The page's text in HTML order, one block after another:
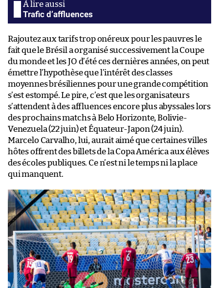
Trafic d’affluences
Rajoutez aux tarifs trop onéreux pour les pauvres le
fait que le Brésil a organisé successivement la Coupe
du monde et les JO d’été ces dernières années, on peut
émettre l’hypothèse que l’intérêt des classes
moyennes brésiliennes pour une grande compétition
s’est estompé. Le pire, c’est que les organisateurs
s’attendent à des affluences encore plus abyssales lors
des prochains matchs à Belo Horizonte, Bolivie-
Venezuela (22 juin) et Équateur-Japon (24 juin).
Marcelo Carvalho, lui, aurait aimé que certaines villes
hôtes offrent des billets de la Copa América aux élèves
des écoles publiques. Ce n’est ni le temps ni la place
qui manquent.